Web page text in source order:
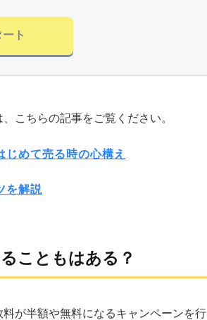
ト
こちらの記事をご覧ください。
めて売る時の心構え
を解説
こともはある？
が半額や無料になるキャンペーンを行